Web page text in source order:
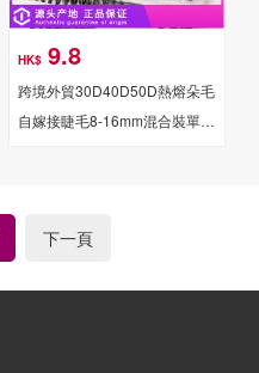
HK$ 9.8
跨境外貿30D40D50D熱熔朵毛
自嫁接睫毛8-16mm混合裝單簇
下一頁